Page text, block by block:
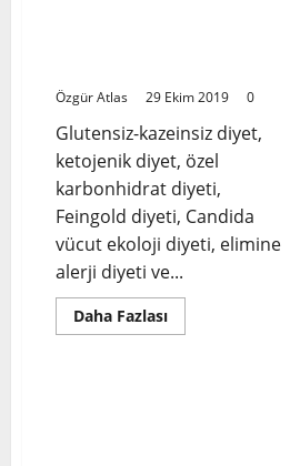
Temel
Önerisi
*
Özgür Atlas 29 Ekim 2019 0
Glutensiz-kazeinsiz diyet,
ketojenik diyet, özel
karbonhidrat diyeti,
Feingold diyeti, Candida
vücut ekoloji diyeti, elimine
alerji diyeti ve...
Daha FazlasıRead
more
Tez